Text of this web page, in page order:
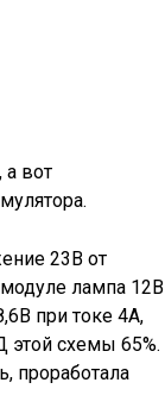
а вот
23В от
модуле лампа 12В
при токе 4А,
этой схемы 65%.
проработала